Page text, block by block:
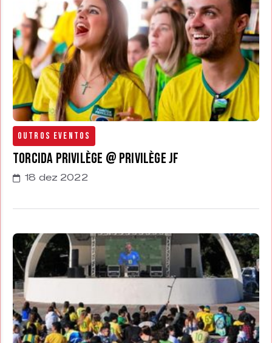
Outros Eventos
Torcida Privilège @ Privilège JF
18 dez 2022